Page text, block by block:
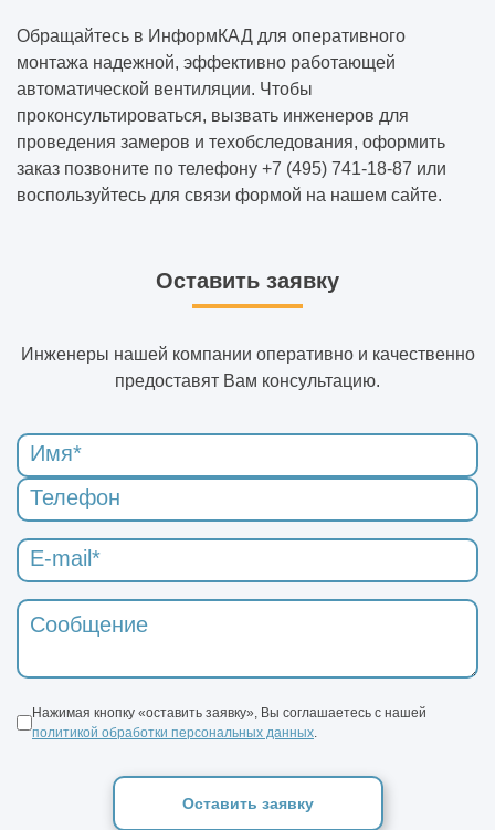
Обращайтесь в ИнформКАД для оперативного
монтажа надежной, эффективно работающей
автоматической вентиляции. Чтобы
проконсультироваться, вызвать инженеров для
проведения замеров и техобследования, оформить
заказ позвоните по телефону +7 (495) 741-18-87 или
воспользуйтесь для связи формой на нашем сайте.
Оставить заявку
Инженеры нашей компании оперативно и качественно
предоставят Вам консультацию.
Нажимая кнопку «оставить заявку», Вы соглашаетесь с нашей
политикой обработки персональных данных.
Оставить заявку